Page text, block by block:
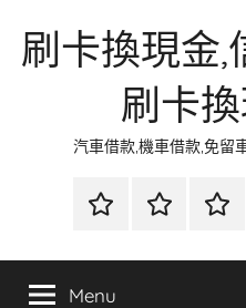
刷卡換現金,
刷卡
汽車借款,機車借款,免留
首
當
金
網
資
Menu